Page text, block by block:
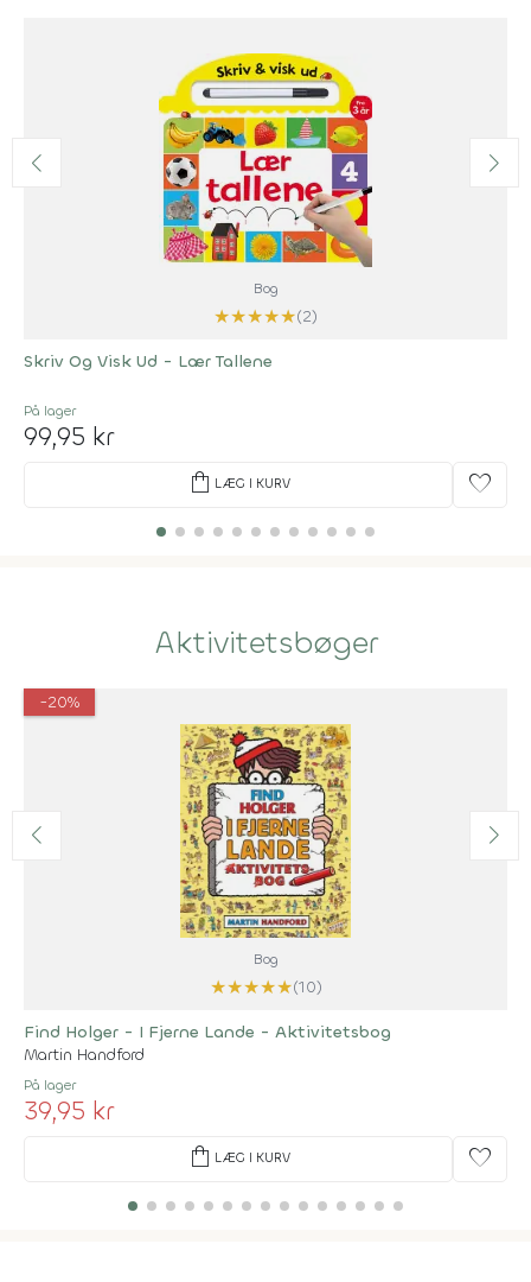
Bog
★★★★★(2)
Skriv Og Visk Ud - Lær Tallene
På lager
99,95 kr
shopping_bag LÆG I KURV favorite
Aktivitetsbøger
-20%
Bog
★★★★★(10)
Find Holger - I Fjerne Lande - Aktivitetsbog
Martin Handford
På lager
39,95 kr
shopping_bag LÆG I KURV favorite